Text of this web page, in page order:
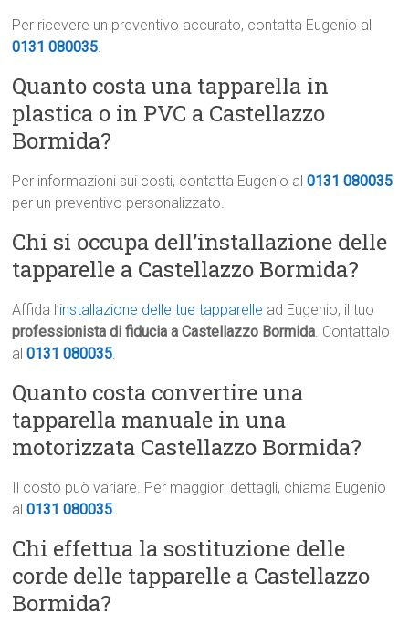
Per ricevere un preventivo accurato, contatta Eugenio al
0131 080035.
Quanto costa una tapparella in
plastica o in PVC a Castellazzo
Bormida?
Per informazioni sui costi, contatta Eugenio al0131 080035
per un preventivo personalizzato.
Chi si occupa dell’installazione delle
tapparelle a Castellazzo Bormida?
Affida l’installazione delle tue tapparelle ad Eugenio, il tuo
professionista di fiducia a Castellazzo Bormida. Contattalo
al0131 080035.
Quanto costa convertire una
tapparella manuale in una
motorizzata Castellazzo Bormida?
Il costo può variare. Per maggiori dettagli, chiama Eugenio
al0131 080035.
Chi effettua la sostituzione delle
corde delle tapparelle a Castellazzo
Bormida?